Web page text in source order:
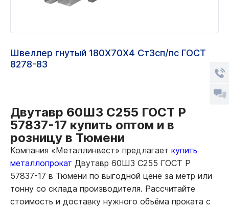
Швеллер гнутый 180Х70Х4 Ст3сп/пс ГОСТ
8278-83
Двутавр 60Ш3 С255 ГОСТ Р
57837-17 купить оптом и в
розницу в Тюмени
Компания «Металлинвест» предлагает купить
металлопрокат Двутавр 60Ш3 С255 ГОСТ Р
57837-17 в Тюмени по выгодной цене за метр или
тонну со склада производителя. Рассчитайте
стоимость и доставку нужного объёма проката с